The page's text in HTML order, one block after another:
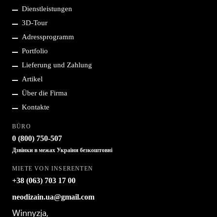
колонтитулу
Dienstleistungen
3D-Tour
Adressprogramm
Portfolio
Lieferung und Zahlung
Artikel
Über die Firma
Kontakte
BÜRO
0 (800) 750-507
Дзвінки в межах України безкоштовні
MIETE VON INSERENTEN
+38 (063) 703 17 00
neodizain.ua@gmail.com
Winnyzja,